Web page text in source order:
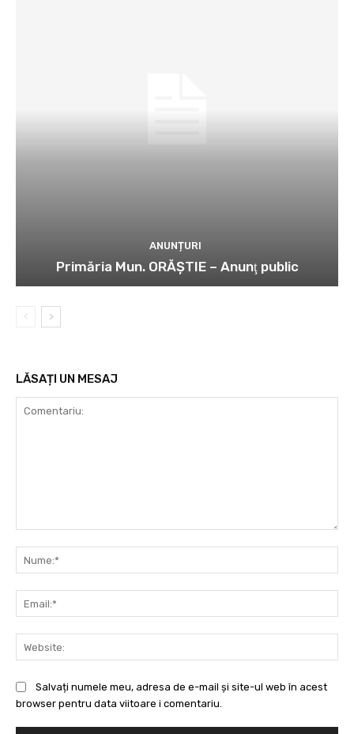
ANUNȚURI
Primăria Mun. ORĂȘTIE – Anunţ public
LĂSAȚI UN MESAJ
Salvați numele meu, adresa de e-mail și site-ul web în acest
browser pentru data viitoare i comentariu.